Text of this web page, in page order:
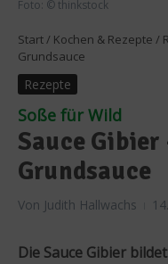
Foto: © thinkstock
Start / Kochen & Rezepte /
Grundsauce
Rezepte
Soße für Wild
Sauce Gibier
Grundsauce
Von Judith Hallwachs
Die Sauce Gibier